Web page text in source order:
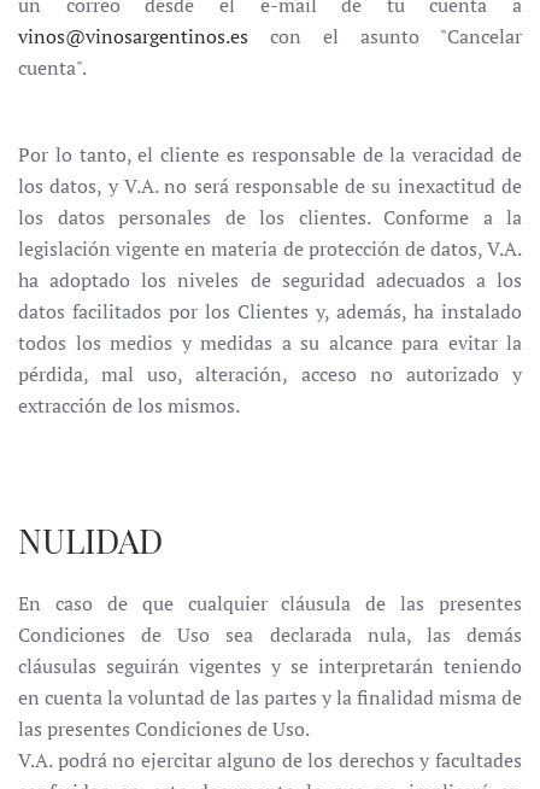
vinos@vinosargentinos.es con el asunto "Cancelar
cuenta".
Por lo tanto, el cliente es responsable de la veracidad de
los datos, y V.A. no será responsable de su inexactitud de
los datos personales de los clientes. Conforme a la
legislación vigente en materia de protección de datos, V.A.
ha adoptado los niveles de seguridad adecuados a los
datos facilitados por los Clientes y, además, ha instalado
todos los medios y medidas a su alcance para evitar la
pérdida, mal uso, alteración, acceso no autorizado y
extracción de los mismos.
NULIDAD
En caso de que cualquier cláusula de las presentes
Condiciones de Uso sea declarada nula, las demás
cláusulas seguirán vigentes y se interpretarán teniendo
en cuenta la voluntad de las partes y la finalidad misma de
las presentes Condiciones de Uso.
V.A. podrá no ejercitar alguno de los derechos y facultades